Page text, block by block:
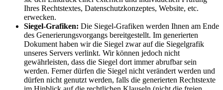
Ihres Rechtstextes, Datenschutzkonzeptes, Website, etc.
erwecken.
Siegel-Grafiken: Die Siegel-Grafiken werden Ihnen am Ende
des Generierungsvorgangs bereitgestellt. Im generierten
Dokument haben wir die Siegel zwar auf die Siegelgrafik
unseres Servers verlinkt. Wir können jedoch nicht
gewährleisten, dass die Siegel dort immer abrufbar sein
werden. Ferner dürfen die Siegel nicht verändert werden und
dürfen nicht genutzt werden, falls die generierten Rechtstexte